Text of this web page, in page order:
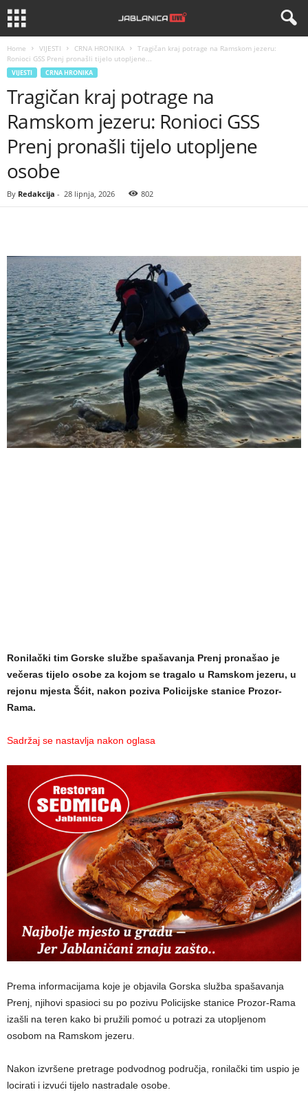
Home VIJESTI CRNA HRONIKA
Tragičan kraj potrage na Ramskom jezeru:
Ronioci GSS Prenj pronašli tijelo utopljene...
VIJESTI CRNA HRONIKA
Tragičan kraj potrage na
Ramskom jezeru: Ronioci GSS
Prenj pronašli tijelo utopljene
osobe
By Redakcija - 28 lipnja, 2026 802
Ronilački tim Gorske službe spašavanja Prenj pronašao je
večeras tijelo osobe za kojom se tragalo u Ramskom jezeru, u
rejonu mjesta Šćit, nakon poziva Policijske stanice Prozor-
Rama.
Sadržaj se nastavlja nakon oglasa
Prema informacijama koje je objavila Gorska služba spašavanja
Prenj, njihovi spasioci su po pozivu Policijske stanice Prozor-Rama
izašli na teren kako bi pružili pomoć u potrazi za utopljenom
osobom na Ramskom jezeru.
Nakon izvršene pretrage podvodnog područja, ronilački tim uspio je
locirati i izvući tijelo nastradale osobe.